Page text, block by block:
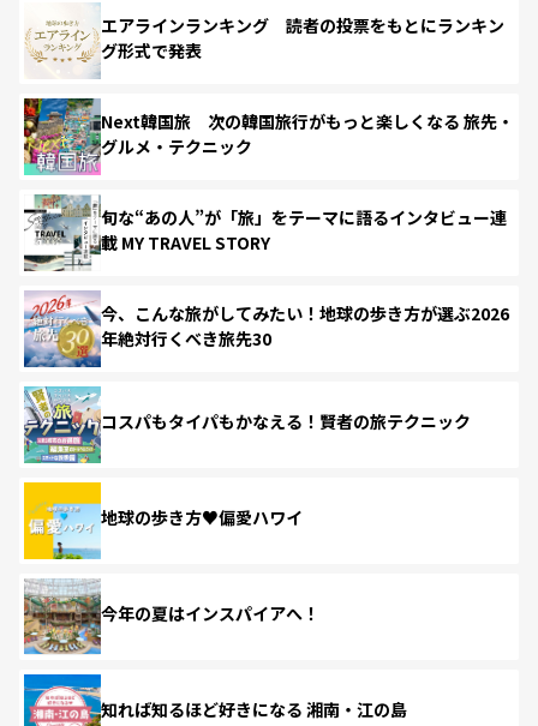
エアラインランキング 読者の投票をもとにランキン
グ形式で発表
Next韓国旅 次の韓国旅行がもっと楽しくなる 旅先・
グルメ・テクニック
旬な“あの人”が「旅」をテーマに語るインタビュー連
載 MY TRAVEL STORY
今、こんな旅がしてみたい！地球の歩き方が選ぶ2026
年絶対行くべき旅先30
コスパもタイパもかなえる！賢者の旅テクニック
地球の歩き方♥偏愛ハワイ
今年の夏はインスパイアへ！
知れば知るほど好きになる 湘南・江の島